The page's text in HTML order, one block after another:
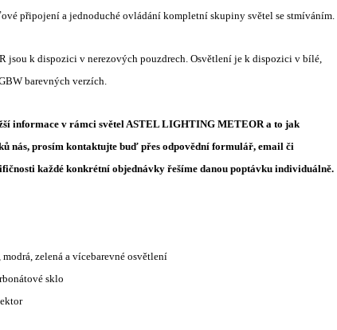
připojení a jednoduché ovládání kompletní skupiny světel se stmíváním.
jsou k dispozici v nerezových pouzdrech. Osvětlení je k dispozici v bílé,
barevných verzích.
informace v rámci světel ASTEL LIGHTING METEOR a to jak
nás, prosím kontaktujte buď přes odpovědní formulář, email či
každé konkrétní objednávky řešíme danou poptávku individuálně.
zelená a vícebarevné osvětlení
sklo